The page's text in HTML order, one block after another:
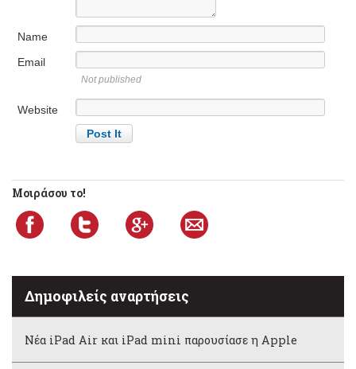
Name
Email
Not published
Website
Μοιράσου το!
Δημοφιλείς αναρτήσεις
Νέα iPad Air και iPad mini παρουσίασε η Apple